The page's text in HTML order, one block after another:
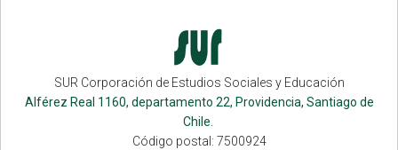
SUR Corporación de Estudios Sociales y Educación
Alférez Real 1160, departamento 22, Providencia, Santiago de
Chile.
Código postal: 7500924